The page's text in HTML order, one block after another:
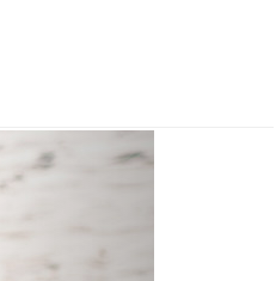
Next